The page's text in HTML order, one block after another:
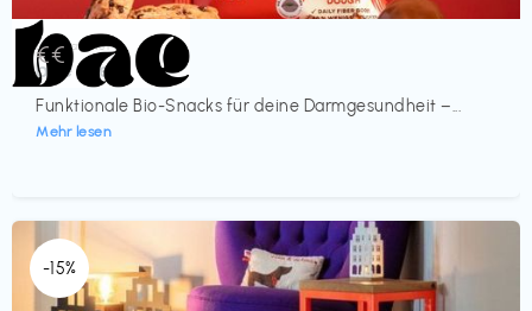
Lebensmittel
bae Treat
Funktionale Bio-Snacks für deine Darmgesundheit –...
Mehr lesen
€€‎
-15%